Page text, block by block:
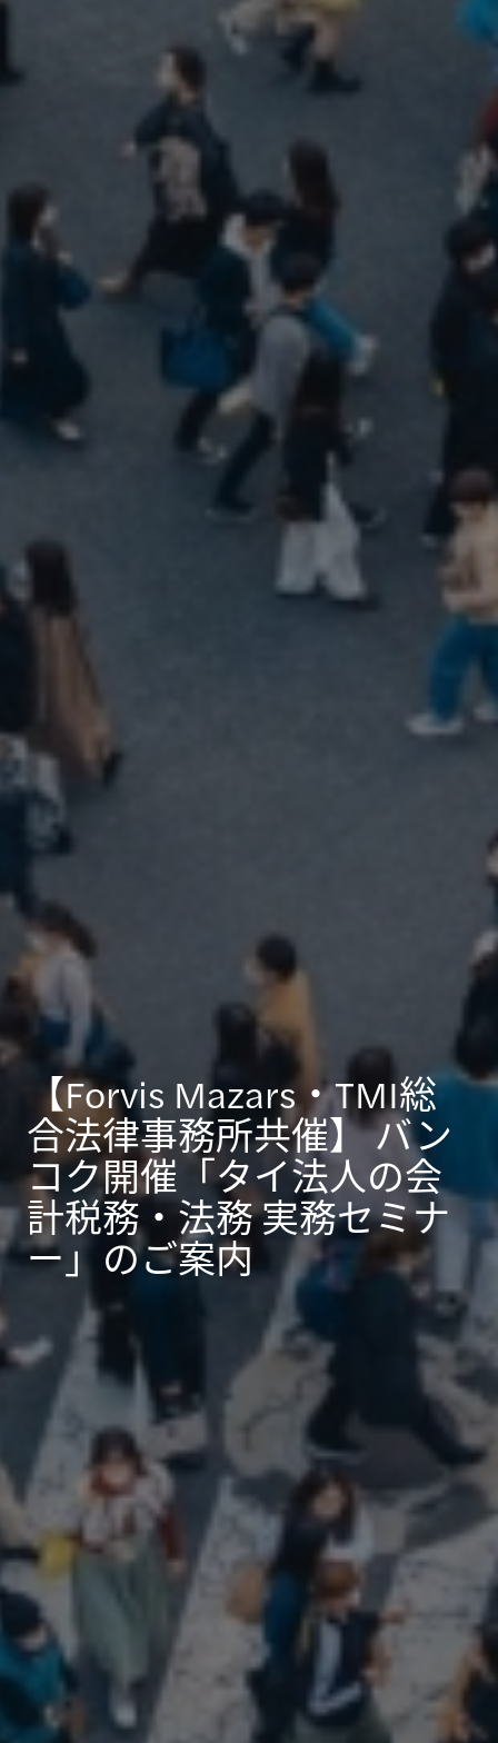
【Forvis Mazars・TMI総
合法律事務所共催】 バン
コク開催「タイ法人の会
計税務・法務 実務セミナ
ー」のご案内